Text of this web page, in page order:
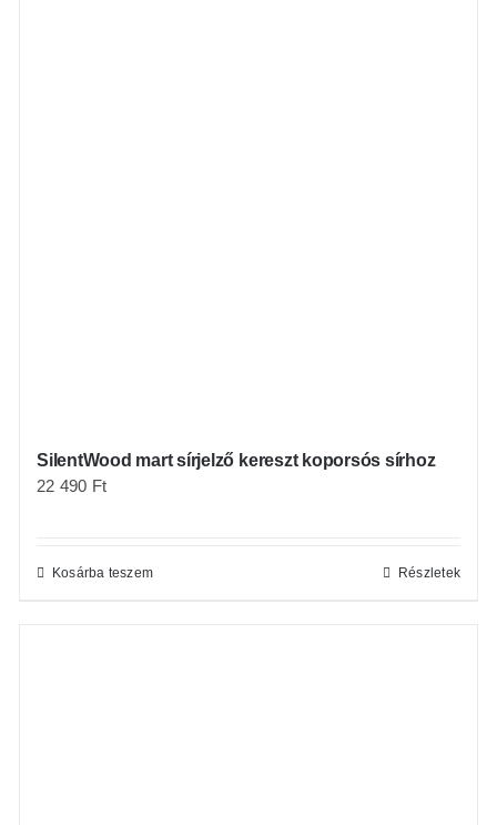
SilentWood mart sírjelző kereszt koporsós sírhoz
22 490 Ft
Kosárba teszem Részletek